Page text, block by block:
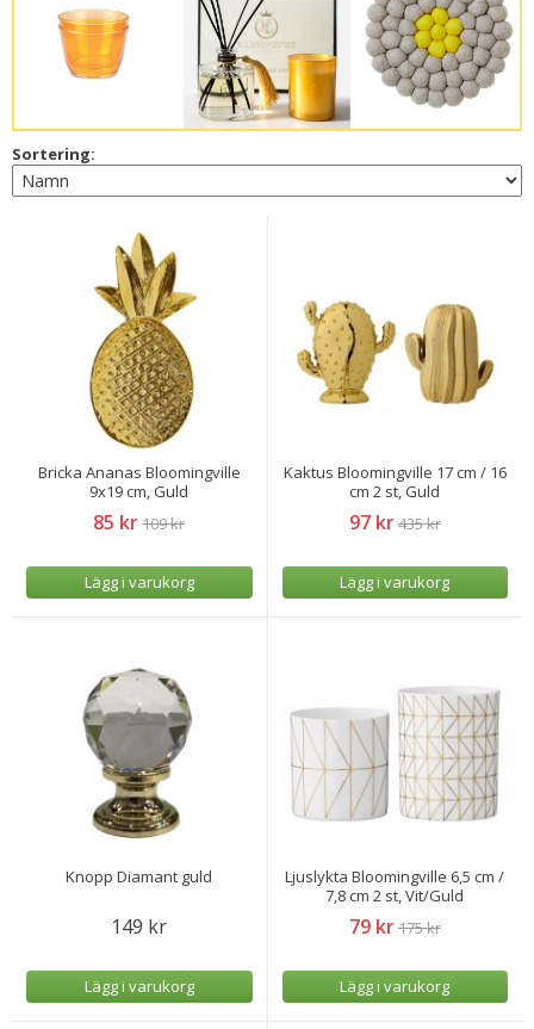
Sortering:
Bricka Ananas Bloomingville
9x19 cm, Guld
85 kr109 kr
Lägg i varukorg
Kaktus Bloomingville 17 cm / 16
cm 2 st, Guld
97 kr435 kr
Lägg i varukorg
Knopp Diamant guld
149 kr
Lägg i varukorg
Ljuslykta Bloomingville 6,5 cm /
7,8 cm 2 st, Vit/Guld
79 kr175 kr
Lägg i varukorg